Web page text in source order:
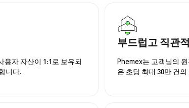
용자 자산이 1:1로 보유되
니다.
부드럽고 직관
Phemex는 고객님의
은 초당 최대 30만 건